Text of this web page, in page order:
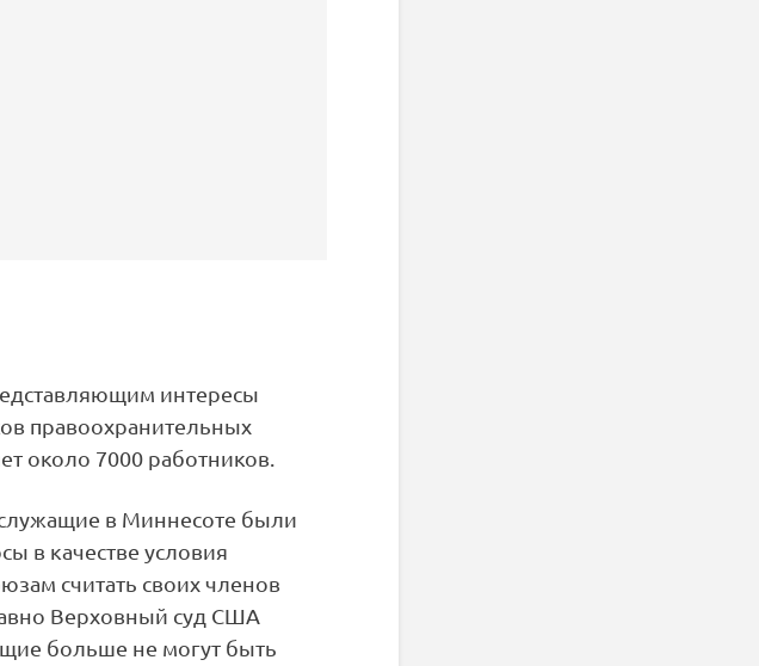
интересы
правоохранительных
около 7000 работников.
в Миннесоте были
в качестве условия
считать своих членов
Верховный суд США
больше не могут быть